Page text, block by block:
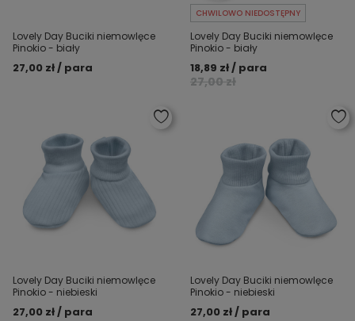
Lovely Day Buciki niemowlęce
Pinokio - biały
27,00 zł / para
CHWILOWO NIEDOSTĘPNY
Lovely Day Buciki niemowlęce
Pinokio - biały
27,00 zł
18,89 zł / para
Lovely Day Buciki niemowlęce
Pinokio - niebieski
27,00 zł / para
Lovely Day Buciki niemowlęce
Pinokio - niebieski
27,00 zł / para